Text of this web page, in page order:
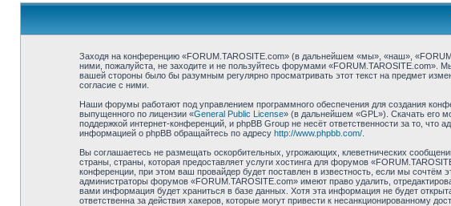
Заходя на конференцию «FORUM.TAROSITE.com» (в дальнейшем «мы», «наш»,
ними, пожалуйста, не заходите и не пользуйтесь форумами «FORUM.TAROSITE.com».
вашей стороны было бы разумным регулярно просматривать этот текст на предмет
согласие с ними.
Наши форумы работают под управлением программного обеспечения для создания
выпущенного по лицензии «General Public License» (в дальнейшем «GPL»). Скачать его
поддержкой интернет-конференций, и phpBB Group не несёт ответственности за то,
информацией о phpBB обращайтесь по адресу http://www.phpbb.com/.
Вы соглашаетесь не размещать оскорбительных, угрожающих, клеветнических
страны, страны, которая предоставляет услуги хостинга для форумов
конференции, при этом ваш провайдер будет поставлен в известность, если мы
администраторы форумов «FORUM.TAROSITE.com» имеют право удалить,
вами информация будет храниться в базе данных. Хотя эта информация не будет
ответственна за действия хакеров, которые могут привести к несанкционированному